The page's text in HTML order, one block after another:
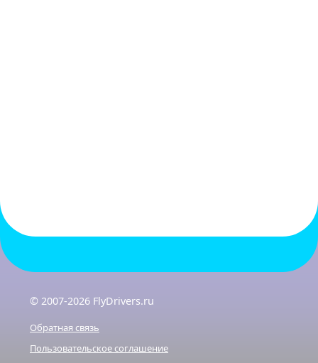
© 2007-2026 FlyDrivers.ru
Обратная связь
Пользовательское соглашение